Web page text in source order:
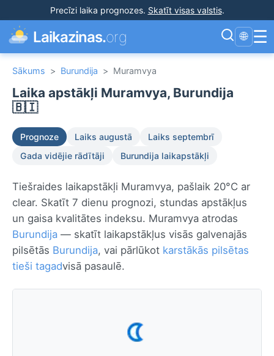
Precīzi laika prognozes. Skatīt visas valstis.
Laikazinas.org 🌐 ☰
Sākums > Burundija > Muramvya
Laika apstākļi Muramvya, Burundija
🇧🇮
Prognoze Laiks augustā
Laiks septembrī
Gada vidējie rādītāji
Burundija laikapstākļi
Tiešraides laikapstākļi Muramvya, pašlaik 20°C ar
clear. Skatīt 7 dienu prognozi, stundas apstākļus
un gaisa kvalitātes indeksu. Muramvya atrodas
Burundija — skatīt laikapstākļus visās galvenajās
pilsētās Burundija, vai pārlūkot karstākās pilsētas
tieši tagadvisā pasaulē.